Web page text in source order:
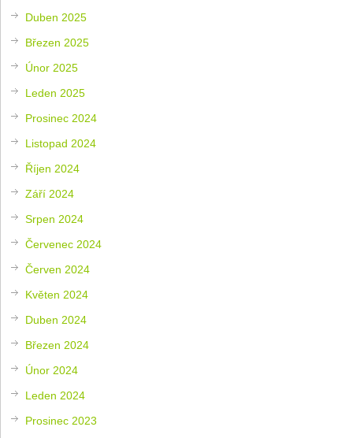
Duben 2025
Březen 2025
Únor 2025
Leden 2025
Prosinec 2024
Listopad 2024
Říjen 2024
Září 2024
Srpen 2024
Červenec 2024
Červen 2024
Květen 2024
Duben 2024
Březen 2024
Únor 2024
Leden 2024
Prosinec 2023